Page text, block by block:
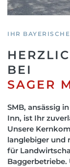
IHR
BEI
SAGER
SMB, ansässig
Inn, ist Ihr
Unsere
langlebiger und
für